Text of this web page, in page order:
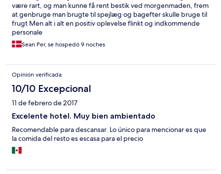
være rart, og man kunne få rent bestik ved morgenmaden, frem
at genbruge man brugte til spejlæg og bagefter skulle bruge til
frugt Men alt i alt en positiv oplevelse flinkt og indkommende
personale
Sean Per, se hospedó 9 noches
Opinión verificada
10/10 Excepcional
11 de febrero de 2017
Excelente hotel. Muy bien ambientado
Recomendable para descansar. Lo único para mencionar es que
la comida del resto es escasa para el precio